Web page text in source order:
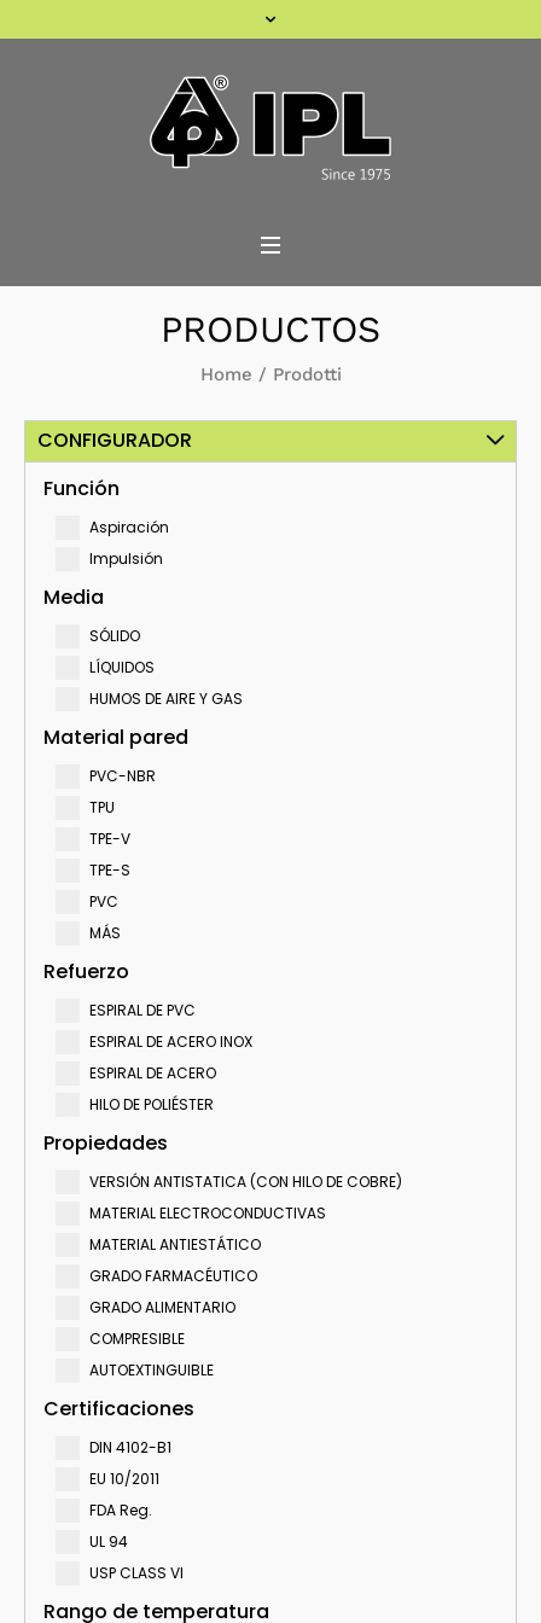
PRODUCTOS
Home / Prodotti
CONFIGURADOR
Función
Aspiración
Impulsión
Media
SÓLIDO
LÍQUIDOS
HUMOS DE AIRE Y GAS
Material pared
PVC-NBR
TPU
TPE-V
TPE-S
PVC
MÁS
Refuerzo
ESPIRAL DE PVC
ESPIRAL DE ACERO INOX
ESPIRAL DE ACERO
HILO DE POLIÉSTER
Propiedades
VERSIÓN ANTISTATICA (CON HILO DE COBRE)
MATERIAL ELECTROCONDUCTIVAS
MATERIAL ANTIESTÁTICO
GRADO FARMACÉUTICO
GRADO ALIMENTARIO
COMPRESIBLE
AUTOEXTINGUIBLE
Certificaciones
DIN 4102-B1
EU 10/2011
FDA Reg.
UL 94
USP CLASS VI
Rango de temperatura